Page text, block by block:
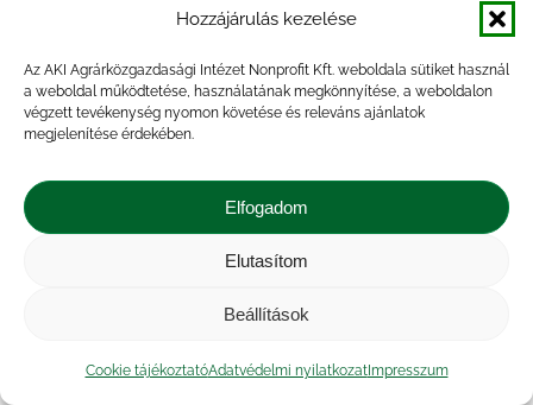
Hozzájárulás kezelése
Az AKI Agrárközgazdasági Intézet Nonprofit Kft. weboldala sütiket használ
a weboldal működtetése, használatának megkönnyítése, a weboldalon
végzett tevékenység nyomon követése és releváns ajánlatok
megjelenítése érdekében.
Elfogadom
Elutasítom
Beállítások
Cookie tájékoztatóAdatvédelmi nyilatkozatImpresszum
A FARMWELL projekt Horizont 2020-as
azonosítását és szélesebb körű elérhetővé
tételét célozza meg annak érdekében, hogy
megoldást találjunk a közös társadalmi
kihívásokra és növeljük a…